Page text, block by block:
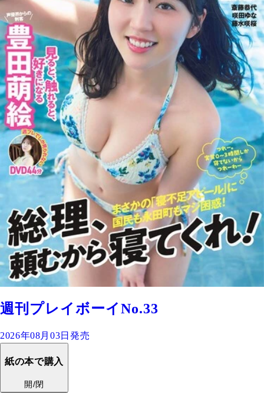
週刊プレイボーイNo.33
2026年08月03日発売
紙の本で購入
開/閉